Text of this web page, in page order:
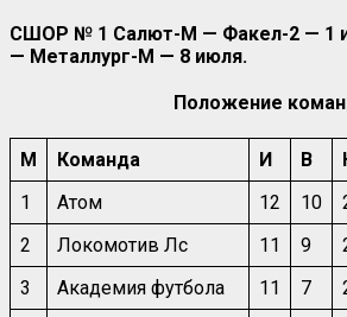
СШОР № 1 Салют-М — Факел-2 — 1
— Металлург-М — 8 июля.
Положение
М Команда И В
1
Атом 12 10
2
Локомотив Лс 11 9
3
Академия футбола 11 7